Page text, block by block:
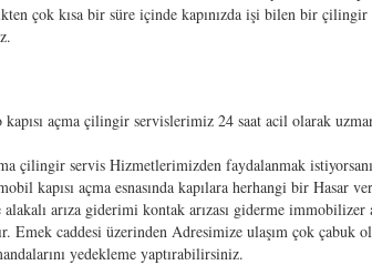
çok kısa bir süre içinde kapınızda işi bilen bir çilingir
açma çilingir servislerimiz 24 saat acil olarak
çilingir servis Hizmetlerimizden faydalanmak
kapısı açma esnasında kapılara herhangi bir Hasar
arıza giderimi kontak arızası giderme immobilizer
caddesi üzerinden Adresimize ulaşım çok çabuk
yedekleme yaptırabilirsiniz.